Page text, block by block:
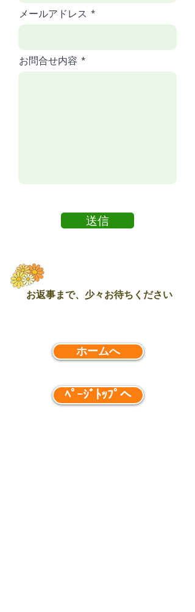
メールアドレス
お問合せ内容
送信
お返事まで、少々お待ちください
ホームへ
ﾍﾟｰｼﾞﾄｯﾌﾟへ